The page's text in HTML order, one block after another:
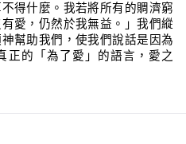
得什麼。我若將所有的賙濟窮
愛，仍然於我無益。」我們縱
幫助我們，使我們說話是因為
正的「為了愛」的語言，愛之